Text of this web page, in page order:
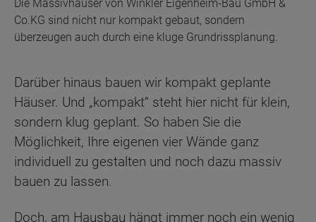
Die Massivhäuser von Winkler Eigenheim-Bau GmbH &
Co.KG sind nicht nur kompakt gebaut, sondern
überzeugen auch durch eine kluge Grundrissplanung.
Darüber hinaus bauen wir kompakt geplante
Häuser. Und „kompakt“ steht hier nicht für klein,
sondern klug geplant. So haben Sie die
Möglichkeit, Ihre eigenen vier Wände ganz
individuell zu gestalten und noch dazu massiv
bauen zu lassen.
Doch, am Hausbau hängt immer noch ein wenig